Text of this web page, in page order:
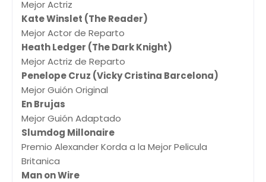
Mejor Actriz
Kate Winslet (The Reader)
Mejor Actor de Reparto
Heath Ledger (The Dark Knight)
Mejor Actriz de Reparto
Penelope Cruz (Vicky Cristina Barcelona)
Mejor Guión Original
En Brujas
Mejor Guión Adaptado
Slumdog Millonaire
Premio Alexander Korda a la Mejor Pelicula
Britanica
Man on Wire